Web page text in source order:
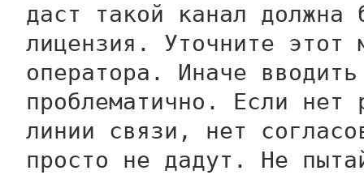
даст такой канал должна
лицензия. Уточните этот
оператора. Иначе
проблематично. Если нет
линии связи, нет
просто не дадут. Не